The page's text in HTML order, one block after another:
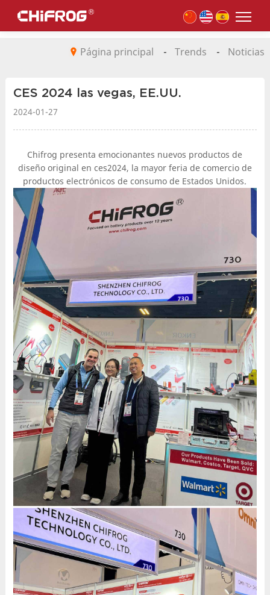
Página principal - Trends - Noticias
CES 2024 las vegas, EE.UU.
2024-01-27
Chifrog presenta emocionantes nuevos productos de
diseño original en ces2024, la mayor feria de comercio de
productos electrónicos de consumo de Estados Unidos.